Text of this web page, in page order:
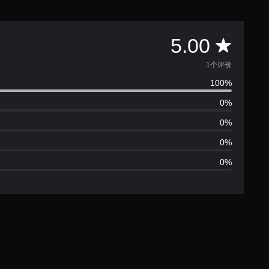
5.00 平
均
评
价
1
颗
星
1个评价
100%
0%
0%
0%
0%